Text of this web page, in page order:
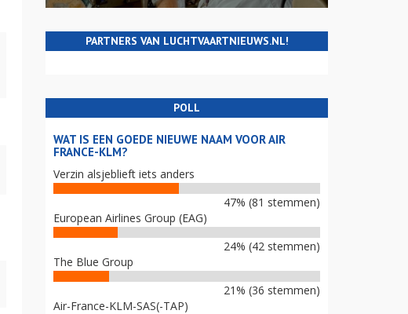
PARTNERS VAN LUCHTVAARTNIEUWS.NL!
POLL
WAT IS EEN GOEDE NIEUWE NAAM VOOR AIR
FRANCE-KLM?
Verzin alsjeblieft iets anders
47% (81 stemmen)
European Airlines Group (EAG)
24% (42 stemmen)
The Blue Group
21% (36 stemmen)
Air-France-KLM-SAS(-TAP)